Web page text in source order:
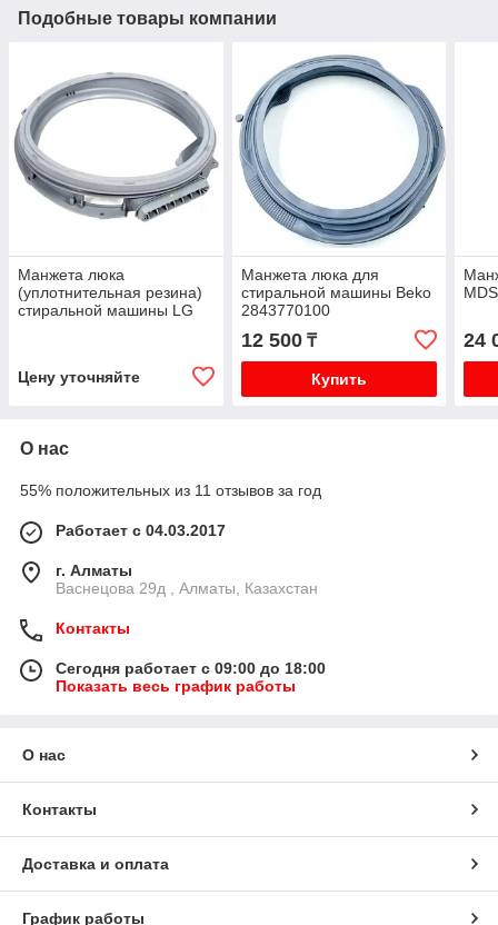
Подобные товары компании
Манжета люка
(уплотнительная резина)
стиральной машины LG
Цену уточняйте
Манжета люка для
стиральной машины Beko
2843770100
12 500₸
Купить
24
О нас
55% положительных из 11 отзывов за год
Работает с 04.03.2017
г. Алматы
Васнецова 29д , Алматы, Казахстан
Контакты
Сегодня работает с 09:00 до 18:00
Показать весь график работы
О нас
Контакты
Доставка и оплата
График работы